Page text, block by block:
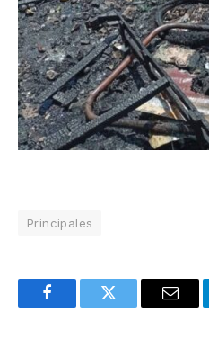
Principales
FacebookTwitter Email